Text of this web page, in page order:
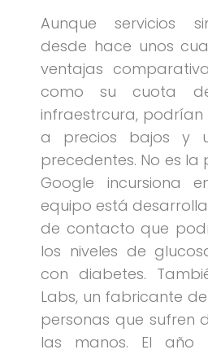
Aunque servicios
desde hace unos
ventajas
como su cuota
infraestrcura, podrían
a precios bajos y
precedentes. No es la
Google incursiona
equipo está
de contacto que
los niveles de
con diabetes.
Labs, un fabricante
personas que sufren
las manos. El año